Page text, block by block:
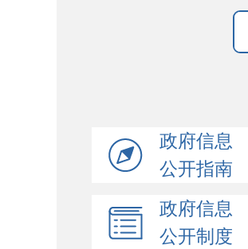
政府信息
公开指南
政府信息
公开制度